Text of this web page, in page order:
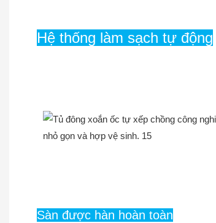
Hệ thống làm sạch tự động
Sàn được hàn hoàn toàn